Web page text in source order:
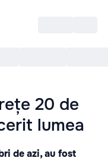
20 de
lumea
de azi, au fost